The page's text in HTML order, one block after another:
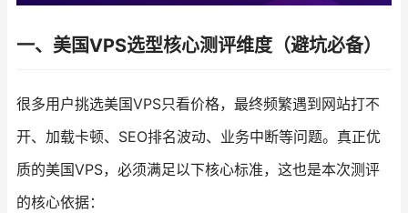
一、美国VPS选型核心测评维度（避坑必备）
很多用户挑选美国VPS只看价格，最终频繁遇到网站打不
开、加载卡顿、SEO排名波动、业务中断等问题。真正优
质的美国VPS，必须满足以下核心标准，这也是本次测评
的核心依据：